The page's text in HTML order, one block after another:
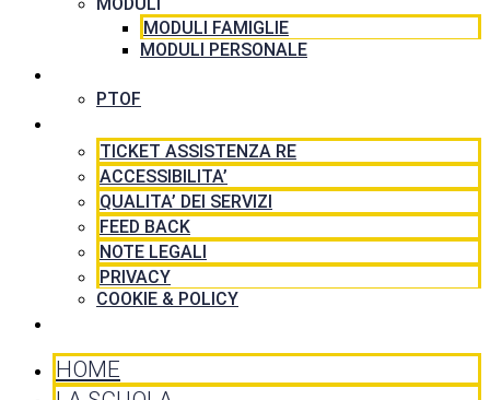
MODULI FAMIGLIE
MODULI PERSONALE
PTOF
TICKET ASSISTENZA RE
ACCESSIBILITA’
QUALITA’ DEI SERVIZI
FEED BACK
NOTE LEGALI
PRIVACY
COOKIE & POLICY
HOME